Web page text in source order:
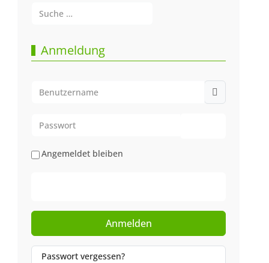
Anmeldung
Angemeldet bleiben
Anmelden
Passwort vergessen?